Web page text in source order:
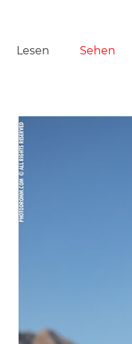
Navigation
Lesen Sehen